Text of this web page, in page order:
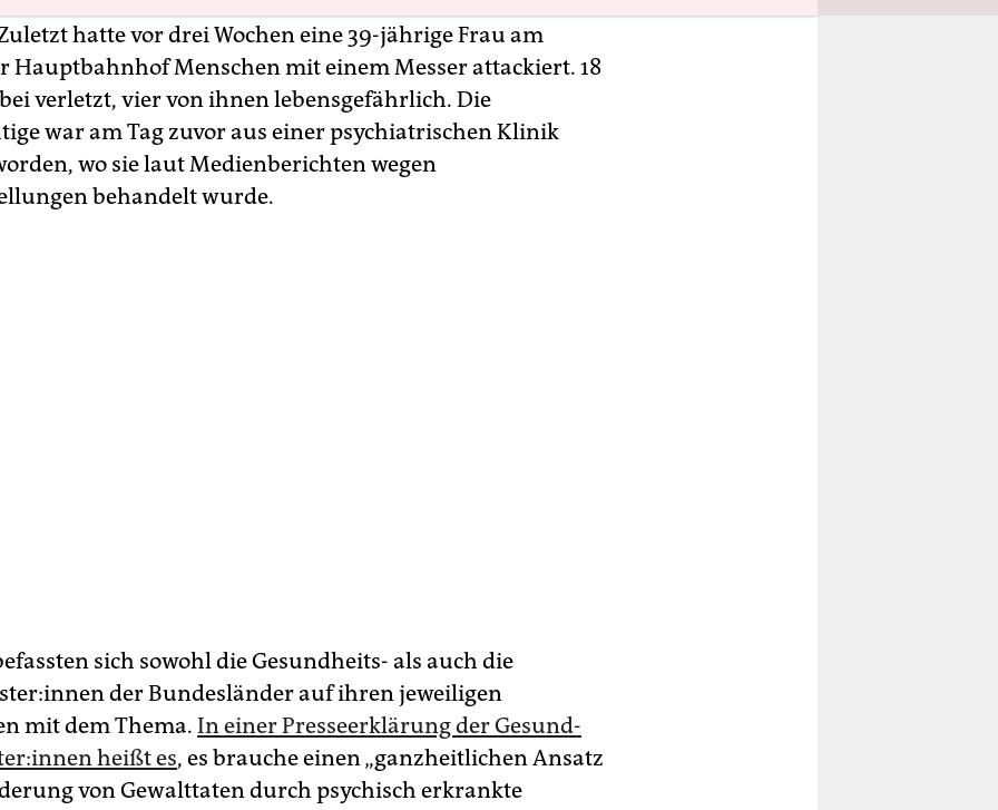
hatte vor drei Wochen eine 39-jährige Frau am
Hauptbahnhof Menschen mit einem Messer attackiert. 18
verletzt, vier von ihnen lebensgefährlich. Die
war am Tag zuvor aus einer psychiatrischen Klinik
wo sie laut Medienberichten wegen
behandelt wurde.
sich sowohl die Ge­sund­heits­- als auch die
der Bundesländer auf ihren jeweiligen
mit dem Thema. In einer Presseerklärung der Ge­sund­
heißt es, es brauche einen „ganzheitlichen Ansatz
von Gewalttaten durch psychisch erkrankte